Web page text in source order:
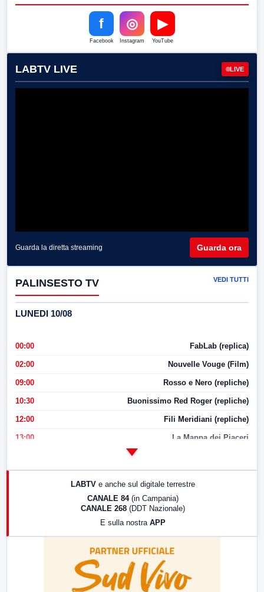
f
Facebook
◎
Instagram
▶
YouTube
LABTV LIVE LIVE
Guarda la diretta streaming Guarda ora
PALINSESTO TV VEDI TUTTI
LUNEDI 10/08
00:00 FabLab (replica)
02:00 Nouvelle Vouge (Film)
09:00 Rosso e Nero (repliche)
10:30 Buonissimo Red Roger (repliche)
12:00 Fili Meridiani (repliche)
13:00 La Mappa dei Piaceri
LABTV e anche sul digitale terrestre
CANALE 84 (in Campania)
CANALE 268 (DDT Nazionale)
E sulla nostra APP